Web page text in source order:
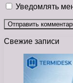
Уведомлять
Свежие записи